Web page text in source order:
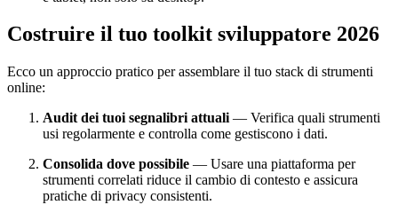
Costruire il tuo toolkit sviluppatore 2026
Ecco un approccio pratico per assemblare il tuo stack di strumenti
online:
Audit dei tuoi segnalibri attuali — Verifica quali strumenti
usi regolarmente e controlla come gestiscono i dati.
Consolida dove possibile — Usare una piattaforma per
strumenti correlati riduce il cambio di contesto e assicura
pratiche di privacy consistenti.